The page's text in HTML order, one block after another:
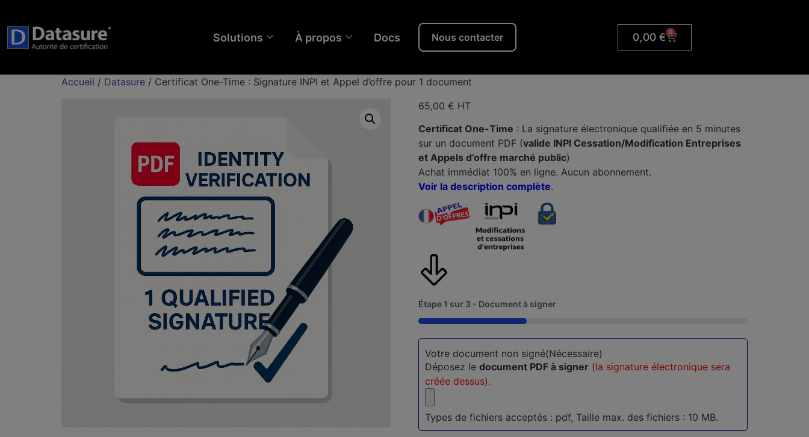
Solutions À propos Docs Nous contacter 0,00€ 0
Accueil / Datasure / Certificat One-Time : Signature INPI et Appel d’offre pour 1 document
65,00 € HT
Certificat One-Time : La signature électronique qualifiée en 5 minutes
sur un document PDF (valide INPI Cessation/Modification Entreprises
et Appels d’offre marché public)
Achat immédiat 100% en ligne. Aucun abonnement.
Voir la description complète.
Étape 1 sur 3 - Document à signer
33%
Votre document non signé(Nécessaire)
Déposez le document PDF à signer (la signature électronique sera
créée dessus).
Types de fichiers acceptés : pdf, Taille max. des fichiers : 10 MB.